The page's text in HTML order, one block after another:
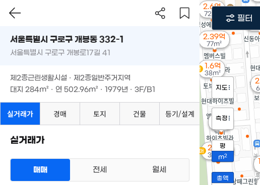
1.6억
38m²
경매
2.25억
37m²
경매
1.8억
2.39억
77m²
2.6억
72m²
지도
측정
평
m2
총액
필터
서울특별시 구로구 개봉동 332-1
서울특별시 구로구 개봉로17길 41
제2종근린생활시설 · 제2종일반주거지역
대지 284m² · 연 502.96m² · 1979년 · 3F/B1
실거래가 경매 토지 건물 등기/설계
실거래가
매매 전세 월세